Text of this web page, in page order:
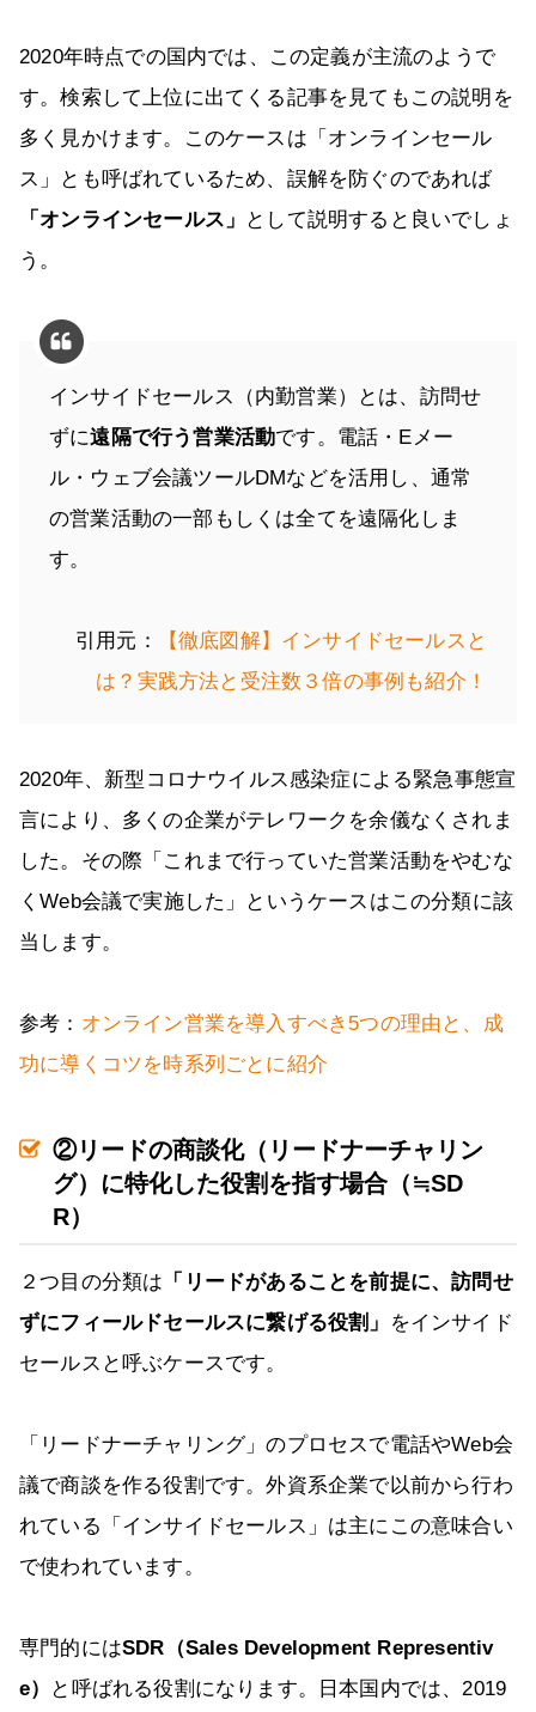
2020年時点での国内では、この定義が主流のようで
す。検索して上位に出てくる記事を見てもこの説明を
多く見かけます。このケースは「オンラインセール
ス」とも呼ばれているため、誤解を防ぐのであれば
「オンラインセールス」
として説明すると良いでしょ
う。
インサイドセールス（内勤営業）とは、訪問せ
ずに遠隔で行う営業活動です。電話・Eメー
ル・ウェブ会議ツールDMなどを活用し、通常
の営業活動の一部もしくは全てを遠隔化しま
す。
引用元：
【徹底図解】インサイドセールスと
は？実践方法と受注数３倍の事例も紹介！
2020年、新型コロナウイルス感染症による緊急事態宣
言により、多くの企業がテレワークを余儀なくされま
した。その際「これまで行っていた営業活動をやむな
くWeb会議で実施した」というケースはこの分類に該
当します。
参考： オンライン営業を導入すべき5つの理由と、成
功に導くコツを時系列ごとに紹介
②リードの商談化（リードナーチャリン
グ）に特化した役割を指す場合（≒SD
R）
２つ目の分類は 「リードがあることを前提に、訪問せ
ずにフィールドセールスに繋げる役割」
をインサイド
セールスと呼ぶケースです。
「リードナーチャリング」のプロセスで電話やWeb会
議で商談を作る役割です。外資系企業で以前から行わ
れている「インサイドセールス」は主にこの意味合い
で使われています。
専門的にはSDR（Sales Development Representiv
e）
と呼ばれる役割になります。日本国内では、2019